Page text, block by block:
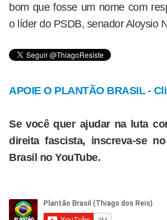
bom que fosse um nome com
o líder do PSDB, senador Aloysio
APOIE O PLANTÃO BRASIL -
Se você quer ajudar na luta
direita fascista, inscreva-se
Brasil no YouTube.